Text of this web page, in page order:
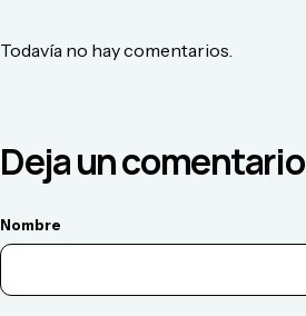
Todavía no hay comentarios.
Deja un comentario
Nombre